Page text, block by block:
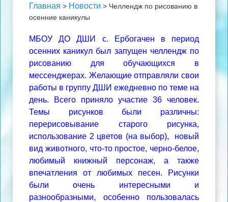
Главная > Новости > Челлендж по рисованию в
осенние каникулы
МБОУ ДО ДШИ с. Ербогачен в период
осенних каникул был запущен челлендж по
рисованию для обучающихся в
мессенджерах. Желающие отправляли свои
работы в группу ДШИ ежедневно по теме на
день. Всего приняло участие 36 человек.
Темы рисунков были различны:
перерисовывание старого рисунка,
использование 2 цветов (на выбор), новый
вид животного, что-то простое, черно-белое,
любимый книжный персонаж, а также
впечатления от любимых песен. Рисунки
были очень интересными и
разнообразными, особенно пользовалась